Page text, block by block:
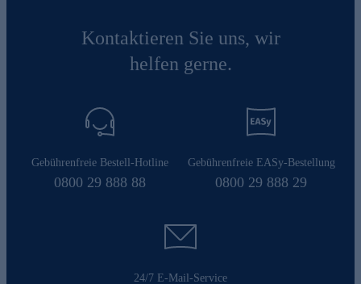
Kontaktieren Sie uns, wir
helfen gerne.
Gebührenfreie Bestell-Hotline
0800 29 888 88
Gebührenfreie EASy-Bestellung
0800 29 888 29
24/7 E-Mail-Service